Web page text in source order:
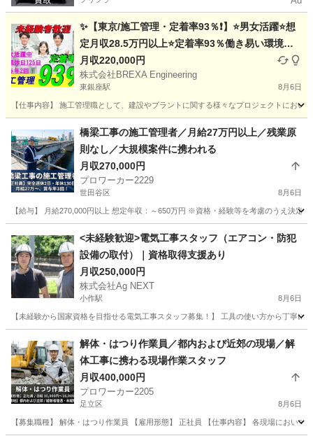
✨【東京/施工管理・定着率93％❗】⭐男女活躍⭐想
定月収28.5万円以上⭐定着率93％働き易い環境／
未経験者積極採用◎選考１回⭐未経験者でも安心サ
ポート/国家資格が取得できる‼️
月収220,000円
株式会社BREXA Engineering
東銀座駅 8月6日
【仕事内容】 施工管理職として、建設やプラントに関する様々なプロジェクトにお
東銀座駅 施工管理 未経験
橋梁工事の施工管理者／月給27万円以上／残業原
則なし／大規模案件に携われる
月収270,000円
プロワーカー2229
世田谷区 8月6日
【給与】 月給270,000円以上 想定年収：～650万円 ※資格・経験等を考慮のうえ決
施工管理
<未経験歓迎>電気工事スタッフ（エアコン・防犯
設備の取付）｜資格取得支援あり
月収250,000円
株式会社Ag NEXT
小作駅 8月6日
【未経験から国家資格を目指せる電気工事スタッフ募集！】 工具の使い方から丁寧
小作駅 内装職人
解体・はつり作業員／都内および近郊の現場／解
体工事に携わる現場作業スタッフ
月収400,000円
プロワーカー2205
足立区 8月6日
【募集職種】 解体・はつり作業員 【雇用形態】 正社員 【仕事内容】 各現場におい